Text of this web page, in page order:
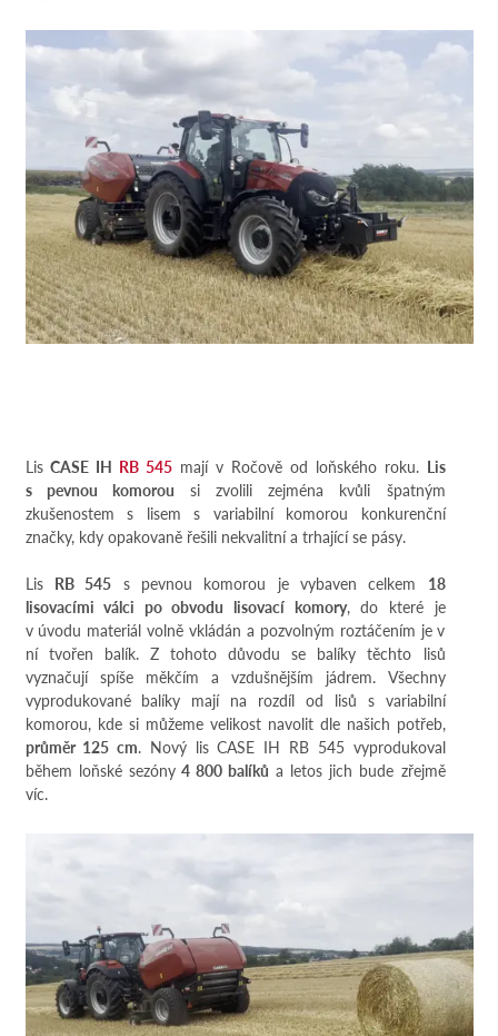
LisCASE IH RB 545 mají v Ročově od loňského roku. Lis
s pevnou komorou si zvolili zejména kvůli špatným
zkušenostem s lisem s variabilní komorou konkurenční
značky, kdy opakovaně řešili nekvalitní a trhající se pásy.
Lis RB 545 s pevnou komorou je vybaven celkem 18
lisovacími válci po obvodu lisovací komory, do které je
v úvodu materiál volně vkládán a pozvolným roztáčením je v
ní tvořen balík. Z tohoto důvodu se balíky těchto lisů
vyznačují spíše měkčím a vzdušnějším jádrem. Všechny
vyprodukované balíky mají na rozdíl od lisů s variabilní
komorou, kde si můžeme velikost navolit dle našich potřeb,
průměr 125 cm. Nový lis CASE IH RB 545 vyprodukoval
během loňské sezóny4 800 balíků a letos jich bude zřejmě
víc.